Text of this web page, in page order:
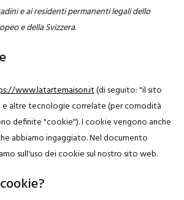
e ai residenti permanenti legali dello
e della Svizzera.
www.latartemaison.it(di seguito: "il sito
altre tecnologie correlate (per comodità
definite "cookie"). I cookie vengono anche
abbiamo ingaggiato. Nel documento
sull'uso dei cookie sul nostro sito web.